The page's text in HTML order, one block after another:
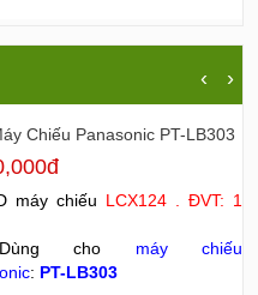
‹ ›
Chiếu Panasonic PT-LB303
máy chiếu LCX124 . ĐVT: 1
cho máy chiếu
: PT-LB303